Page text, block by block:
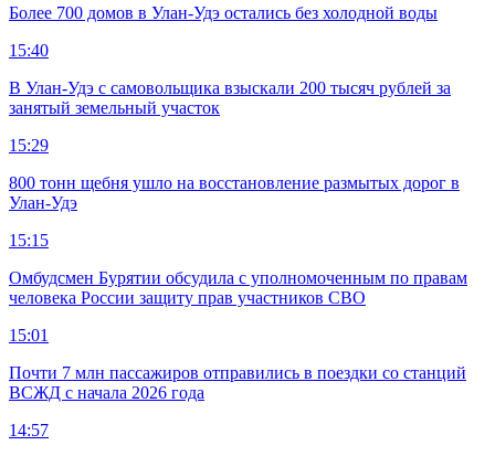
Более 700 домов в Улан-Удэ остались без холодной воды
15:40
В Улан-Удэ с самовольщика взыскали 200 тысяч рублей за
занятый земельный участок
15:29
800 тонн щебня ушло на восстановление размытых дорог в
Улан-Удэ
15:15
Омбудсмен Бурятии обсудила с уполномоченным по правам
человека России защиту прав участников СВО
15:01
Почти 7 млн пассажиров отправились в поездки со станций
ВСЖД с начала 2026 года
14:57